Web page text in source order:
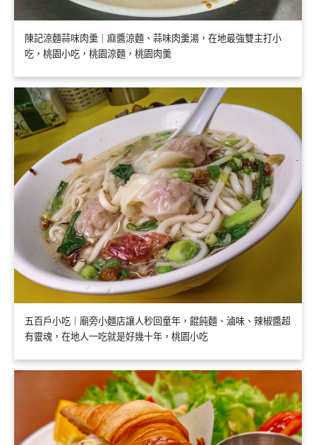
陳記涼麵蒜味肉羹｜麻醬涼麵、蒜味肉羹湯，在地最強雙主打小
吃，桃園小吃，桃園涼麵，桃園肉羹
五百戶小吃｜廟旁小麵店讓人秒回童年，餛飩麵、滷味、辣椒醬超
有靈魂，在地人一吃就是好幾十年，桃園小吃